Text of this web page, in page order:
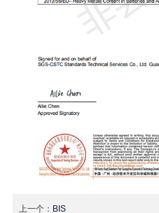
上一个： BIS